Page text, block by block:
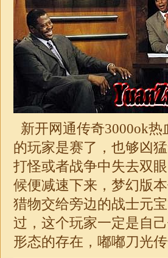
新开网通传奇3000ok热
的玩家是赛了，也够凶
打怪或者战争中失去双
候便减速下来，梦幻版
猎物交给旁边的战士元
过，这个玩家一定是自
形态的存在， 嘟嘟刀光